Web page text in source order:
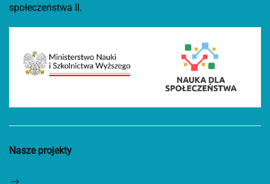
społeczeństwa II.
Nasze projekty